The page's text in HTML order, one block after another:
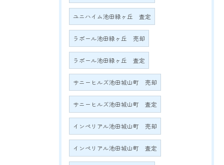
ユニハイム池田緑ヶ丘 査定
ラポール池田緑ヶ丘 売却
ラポール池田緑ヶ丘 査定
サニーヒルズ池田城山町 売却
サニーヒルズ池田城山町 査定
インペリアル池田城山町 売却
インペリアル池田城山町 査定